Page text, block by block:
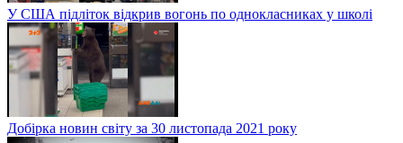
У США підліток відкрив вогонь по однокласниках у школі
Добірка новин світу за 30 листопада 2021 року